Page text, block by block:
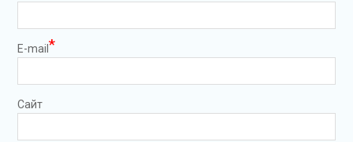
E-mail *
Сайт